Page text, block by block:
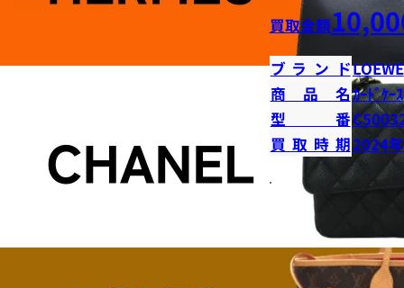
買取金額
ブランドLOEWE
商品名ｶｰﾄﾞｹｰｽ
型番
買取時期2024